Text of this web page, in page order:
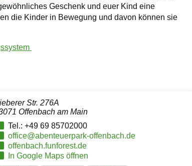
Geschenk und euer Kind eine
die Kinder in Bewegung und davon können sie
Str. 276A
Offenbach am Main
Tel.: +49 69 85702000
office@abenteuerpark-offenbach.de
offenbach.funforest.de
In Google Maps öffnen